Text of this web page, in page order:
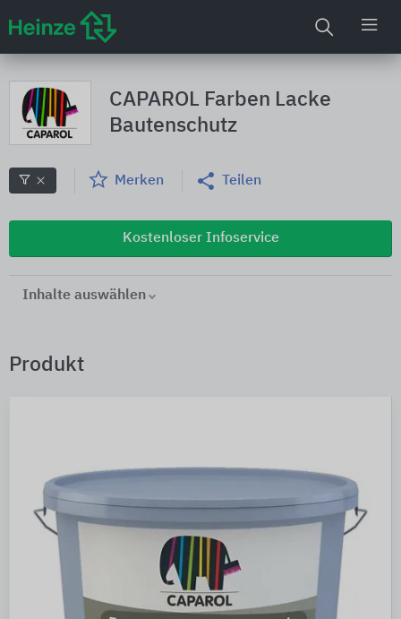
CAPAROL Farben Lacke
Bautenschutz
Merken Teilen
Kostenloser Infoservice
Inhalte auswählen
Produkt